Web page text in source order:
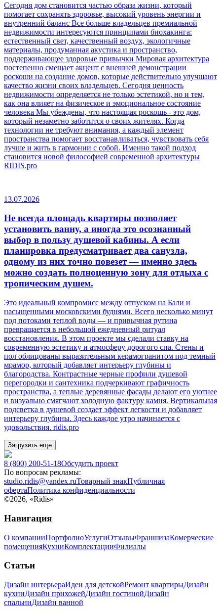
Сегодня дом становится частью образа жизни, который
помогает сохранять здоровье, высокий уровень энергии и
внутренний баланс Все больше владельцев премиальной
недвижимости интересуются принципами биохакинга:
естественный свет, качественный воздух, экологичные
материалы, продуманная акустика и пространство,
поддерживающее здоровые привычки Мировая архитектура
постепенно смещает акцент с внешней демонстрации
роскоши на создание домов, которые действительно улучшают
качество жизни своих владельцев. Сегодня ценность
недвижимости определяется не только эстетикой, но и тем,
как она влияет на физическое и эмоциональное состояние
человека Мы убеждены, что настоящая роскошь - это дом,
который незаметно заботится о своих жителях. Когда
технологии не требуют внимания, а каждый элемент
пространства помогает восстанавливаться, чувствовать себя
лучше и жить в гармонии с собой. Именно такой подход
становится новой философией современной архитектуры
RIDIS.pro
13.07.2026
Не всегда площадь квартиры позволяет
установить ванну, а иногда это осознанный
выбор в пользу душевой кабины. А если
планировка предусматривает два санузла,
одному из них точно повезет — именно здесь
можно создать полноценную зону для отдыха с
тропическим душем.
Это идеальный компромисс между отпуском на Бали и
насыщенными московскими буднями. Всего несколько минут
под потоками теплой воды — и привычная рутина
превращается в небольшой ежедневный ритуал
восстановления. В этом проекте мы сделали ставку на
современную эстетику и атмосферу дорогого спа. Стены и
пол облицованы выразительным керамогранитом под темный
мрамор, который добавляет интерьеру глубины и
благородства. Контрастные черные профили душевой
перегородки и сантехника подчеркивают графичность
пространства, а теплые деревянные фасады делают его уютнее
и визуально смягчают холодную фактуру камня. Вертикальная
подсветка в душевой создает эффект легкости и добавляет
интерьеру глубины. Здесь каждое утро начинается с
удовольствия. ridis.pro
Загрузить еще
8 (800) 200-51-18Обсудить проект
По вопросам рекламы:
studio.ridis@yandex.ruТоварный знакПубличная
офертаПолитика конфиденциальности
©2026, «Ridis»
Навигация
О компанииПортфолиоУслугиОтзывыФраншизаКомерческие
помещенияКухниКомплектацииФилиалы
Статьи
Дизайн интерьераИдеи для детскойРемонт квартирыДизайн
кухниДизайн прихожейДизайн гостинойДизайн
спальниДизайн ванной